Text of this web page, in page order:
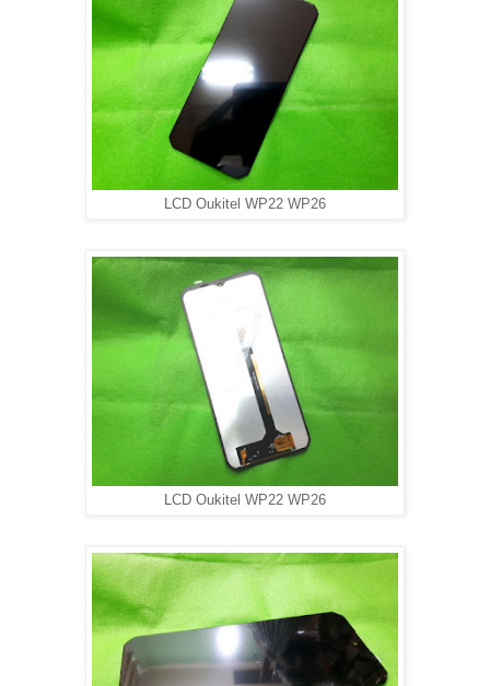
LCD Oukitel WP22 WP26
LCD Oukitel WP22 WP26